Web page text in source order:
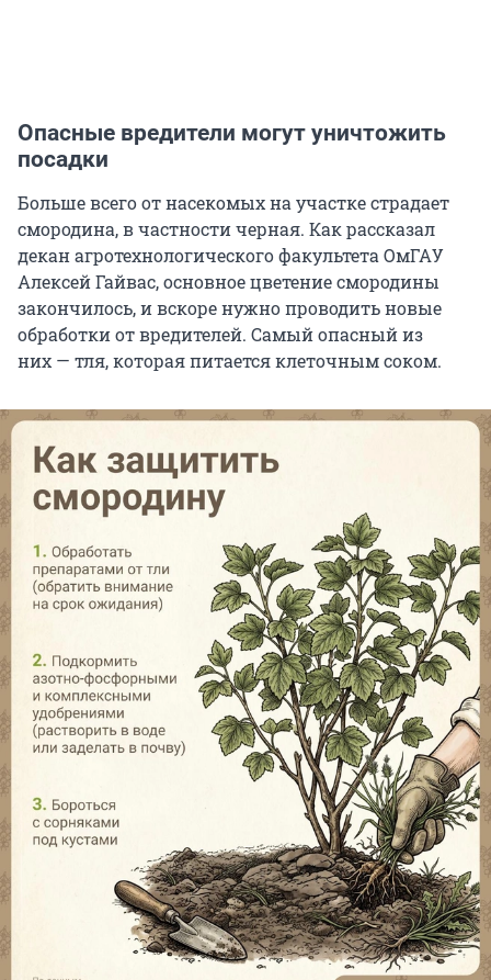
Опасные вредители могут уничтожить
посадки
Больше всего от насекомых на участке страдает
смородина, в частности черная. Как рассказал
декан агротехнологического факультета ОмГАУ
Алексей Гайвас, основное цветение смородины
закончилось, и вскоре нужно проводить новые
обработки от вредителей. Самый опасный из
них — тля, которая питается клеточным соком.